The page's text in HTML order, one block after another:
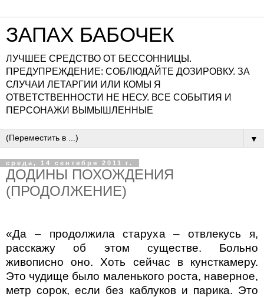
ЗАПАХ БАБОЧЕК
ЛУЧШЕЕ СРЕДСТВО ОТ БЕССОННИЦЫ.
ПРЕДУПРЕЖДЕНИЕ: СОБЛЮДАЙТЕ ДОЗИРОВКУ. ЗА
СЛУЧАИ ЛЕТАРГИИ ИЛИ КОМЫ Я
ОТВЕТСТВЕННОСТИ НЕ НЕСУ. ВСЕ СОБЫТИЯ И
ПЕРСОНАЖИ ВЫМЫШЛЕННЫЕ
▼
среда, 14 сентября 2011 г.
ДОДИНЫ ПОХОЖДЕНИЯ
(ПРОДОЛЖЕНИЕ)
«Да – продолжила старуха – отвлекусь я,
расскажу об этом существе. Больно
живописно оно. Хоть сейчас в кунсткамеру.
Это чудище было маленького роста, наверное,
метр сорок, если без каблуков и парика. Это